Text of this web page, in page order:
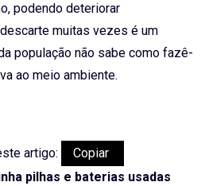
podendo deteriorar
muitas vezes é um
população não sabe como fazê-
ao meio ambiente.
artigo:
Copiar
pilhas e baterias usadas